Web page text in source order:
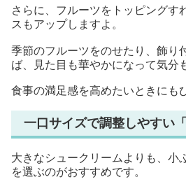
さらに、フルーツをトッピングす
スもアップしますよ。
季節のフルーツをのせたり、飾り
ば、見た目も華やかになって気分
食事の満足感を高めたいときにも
一口サイズで調整しやすい
大きなシュークリームよりも、小
を選ぶのがおすすめです。